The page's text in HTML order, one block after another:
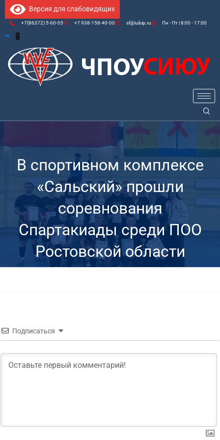
Версия для слабовидящих
+7(86372) 5-60-05 +7 938-158-40-00 sf@iubip.ru Пн - Пт | 8:00 - 17:00
В спортивном комплексе
«Сальский» прошли
соревнования
Спартакиады среди ПОО
Ростовской области
Подписаться